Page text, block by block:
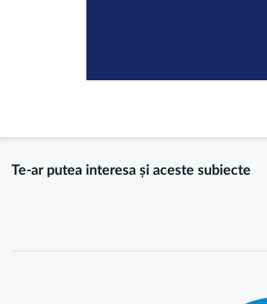
Te-ar putea interesa și aceste subiecte